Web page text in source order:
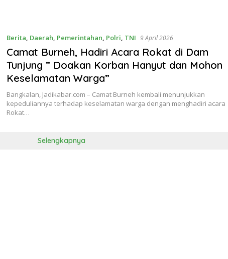
Berita, Daerah, Pemerintahan, Polri, TNI 9 April 2026
Camat Burneh, Hadiri Acara Rokat di Dam
Tunjung ” Doakan Korban Hanyut dan Mohon
Keselamatan Warga”
Bangkalan, Jadikabar.com – Camat Burneh kembali menunjukkan
kepeduliannya terhadap keselamatan warga dengan menghadiri acara
Rokat…
Selengkapnya